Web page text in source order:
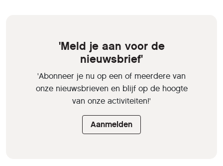
'Meld je aan voor de
nieuwsbrief'
'Abonneer je nu op een of meerdere van
onze nieuwsbrieven en blijf op de hoogte
van onze activiteiten!'
Aanmelden